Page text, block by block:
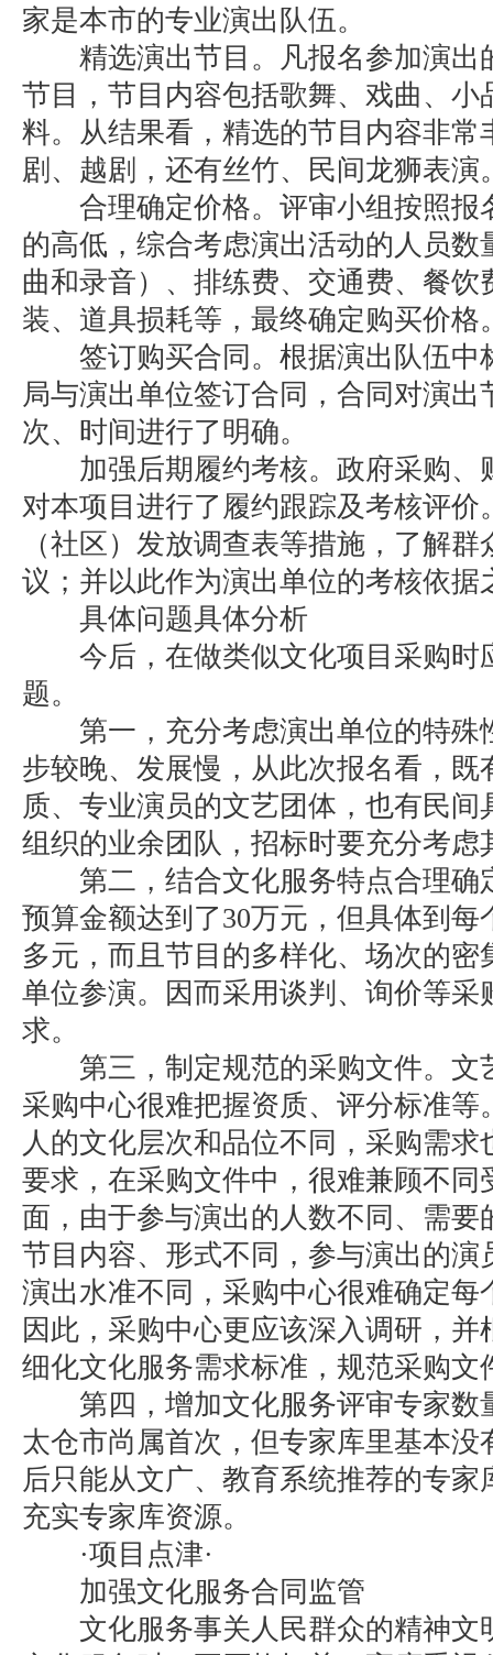
家是本市的专业演出队伍。
精选演出节目。凡报名参加演出
节目，节目内容包括歌舞、戏曲、小
料。从结果看，精选的节目内容非常
剧、越剧，还有丝竹、民间龙狮表演
合理确定价格。评审小组按照报
的高低，综合考虑演出活动的人员数
曲和录音）、排练费、交通费、餐饮
装、道具损耗等，最终确定购买价格
签订购买合同。根据演出队伍中
局与演出单位签订合同，合同对演出
次、时间进行了明确。
加强后期履约考核。政府采购、
对本项目进行了履约跟踪及考核评价
（社区）发放调查表等措施，了解
议；并以此作为演出单位的考核依据
具体问题具体分析
今后，在做类似文化项目采购时
题。
第一，充分考虑演出单位的特殊
步较晚、发展慢，从此次报名看，既
质、专业演员的文艺团体，也有民间
组织的业余团队，招标时要充分考虑
第二，结合文化服务特点合理确
预算金额达到了30万元，但具体到每
多元，而且节目的多样化、场次的密
单位参演。因而采用谈判、询价等采
求。
第三，制定规范的采购文件。文
采购中心很难把握资质、评分标准等
人的文化层次和品位不同，采购需
要求，在采购文件中，很难兼顾不同
面，由于参与演出的人数不同、需要
节目内容、形式不同，参与演出的演
演出水准不同，采购中心很难确定每
因此，采购中心更应该深入调研，
细化文化服务需求标准，规范采购文
第四，增加文化服务评审专家数
太仓市尚属首次，但专家库里基本没
后只能从文广、教育系统推荐的专家
充实专家库资源。
·项目点津·
加强文化服务合同监管
文化服务事关人民群众的精神文